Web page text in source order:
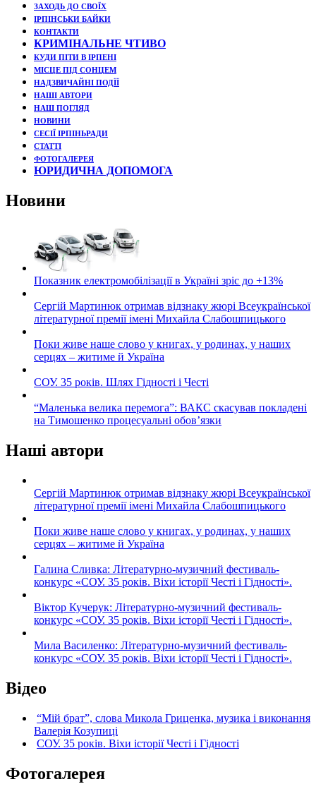
ЗАХОДЬ ДО СВОЇХ
ІРПІНСЬКИ БАЙКИ
КОНТАКТИ
КРИМІНАЛЬНЕ ЧТИВО
КУДИ ПІТИ В ІРПЕНІ
МІСЦЕ ПІД СОНЦЕМ
НАДЗВИЧАЙНІ ПОДЇЇ
НАШІ АВТОРИ
НАШ ПОГЛЯД
НОВИНИ
СЕСІЇ ІРПІНЬРАДИ
СТАТТІ
ФОТОГАЛЕРЕЯ
ЮРИДИЧНА ДОПОМОГА
Новини
Показник електромобілізації в Україні зріс до +13%
Сергій Мартинюк отримав відзнаку жюрі Всеукраїнської
літературної премії імені Михайла Слабошпицького
Поки живе наше слово у книгах, у родинах, у наших
серцях – житиме й Україна
СОУ. 35 років. Шлях Гідності і Честі
“Маленька велика перемога”: ВАКС скасував покладені
на Тимошенко процесуальні обов’язки
Наші автори
Сергій Мартинюк отримав відзнаку жюрі Всеукраїнської
літературної премії імені Михайла Слабошпицького
Поки живе наше слово у книгах, у родинах, у наших
серцях – житиме й Україна
Галина Сливка: Літературно-музичний фестиваль-
конкурс «СОУ. 35 років. Віхи історії Честі і Гідності».
Віктор Кучерук: Літературно-музичний фестиваль-
конкурс «СОУ. 35 років. Віхи історії Честі і Гідності».
Мила Василенко: Літературно-музичний фестиваль-
конкурс «СОУ. 35 років. Віхи історії Честі і Гідності».
Відео
“Мій брат”, слова Микола Гриценка, музика і виконання
Валерія Козупиці
СОУ. 35 років. Віхи історії Честі і Гідності
Фотогалерея